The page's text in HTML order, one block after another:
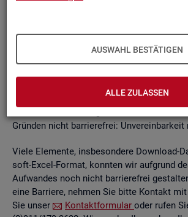
AUSWAHL BESTÄTIGEN
ALLE ZULASSEN
kon­ti­nu­ier­lich durch­ge­führt wer­den.
Die Web­sei­ten sind mit den ge­nann­ten
Grün­den nicht bar­rie­re­frei: Un­ver­ein­bar­keit
Viele Ele­men­te, ins­be­son­de­re Down­load-
soft-Excel-For­mat, konn­ten wir auf­grund
Auf­wan­des noch nicht bar­rie­re­frei
eine Bar­rie­re, neh­men Sie bitte Kon­takt
Sie unser
Kon­takt­for­mu­lar oder rufen